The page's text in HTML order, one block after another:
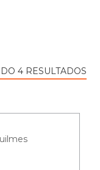
4 RESULTADOS